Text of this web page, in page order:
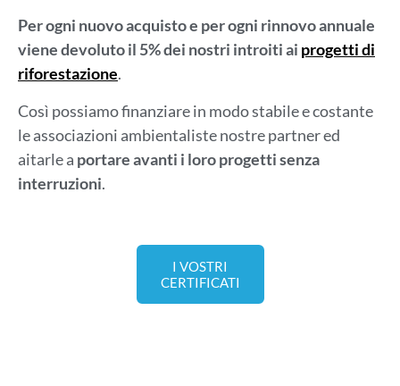
Per ogni nuovo acquisto e per ogni rinnovo annuale
viene devoluto il 5% dei nostri introitiai progetti di
riforestazione.
Così possiamo finanziare in modo stabile e costante
le associazioni ambientaliste nostre partner ed
aitarle a portare avanti i loro progetti senza
interruzioni.
I VOSTRI
CERTIFICATI